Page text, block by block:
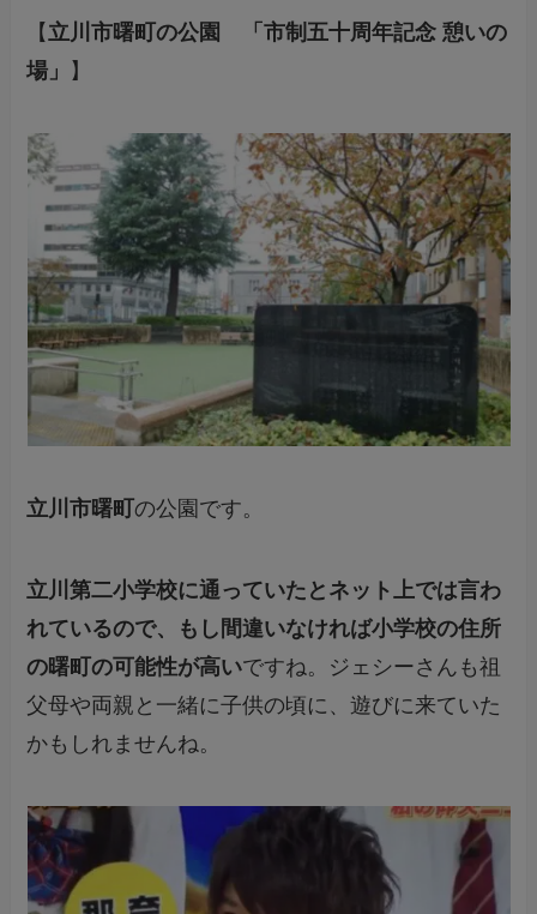
【立川市曙町の公園 「市制五十周年記念 憩いの
場」
】
立川市曙町の公園です。
立川第二小学校に通っていたとネット上では言わ
れているので、もし間違いなければ小学校の住所
の曙町の可能性が高いですね。ジェシーさんも祖
父母や両親と一緒に子供の頃に、遊びに来ていた
かもしれませんね。